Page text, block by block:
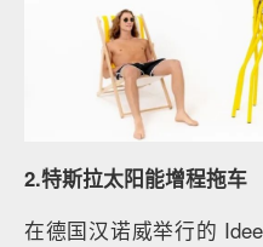
2.特斯拉太阳能增程拖车
在德国汉诺威举行的